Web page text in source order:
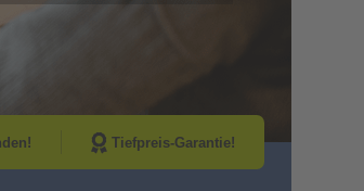
Tiefpreis-Garantie!